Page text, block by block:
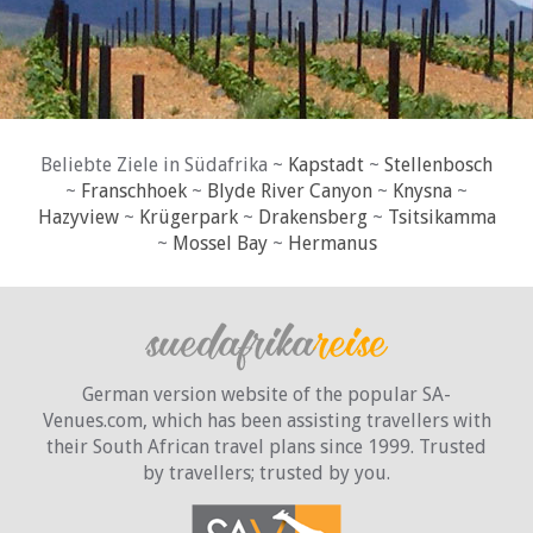
Beliebte Ziele in Südafrika ~ Kapstadt ~ Stellenbosch
~ Franschhoek ~ Blyde River Canyon ~ Knysna ~
Hazyview~ Krügerpark~ Drakensberg~ Tsitsikamma
~ Mossel Bay~ Hermanus
German version website of the popular SA-
Venues.com, which has been assisting travellers with
their South African travel plans since 1999. Trusted
by travellers; trusted by you.